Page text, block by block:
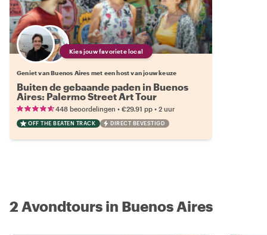
Kies jouw favoriete local
Geniet van Buenos Aires met een host van jouw keuze
Buiten de gebaande paden in Buenos
Aires: Palermo Street Art Tour
448 beoordelingen • €29.91 pp • 2 uur
OFF THE BEATEN TRACK DIRECT BEVESTIGD
2 Avondtours in Buenos Aires